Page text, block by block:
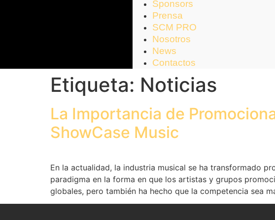
Sponsors
Prensa
SCM PRO
Nosotros
News
Contactos
Etiqueta: Noticias
La Importancia de
ShowCase Music
En la actualidad, la industria musical se ha transformado
paradigma en la forma en que los artistas y grupos
globales, pero también ha hecho que la competencia sea